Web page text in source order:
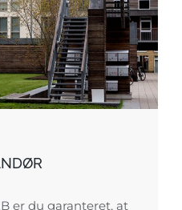
er du garanteret, at